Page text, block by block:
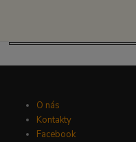
O nás
Kontakty
Facebook